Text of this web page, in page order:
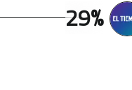
29%